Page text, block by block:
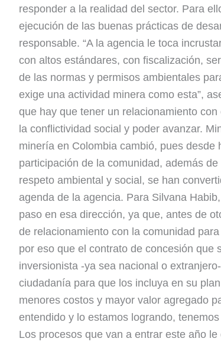
responder a la realidad del sector. Para
ejecución de las buenas prácticas de
responsable. “A la agencia le toca
con altos estándares, con fiscalización,
de las normas y permisos ambientales
exige una actividad minera como esta”,
que hay que tener un relacionamiento
la conflictividad social y poder avanzar.
minería en Colombia cambió, pues desde
participación de la comunidad, además
respeto ambiental y social, se han
agenda de la agencia. Para Silvana
paso en esa dirección, ya que, antes de
de relacionamiento con la comunidad
por eso que el contrato de concesión que
inversionista -ya sea nacional o
ciudadanía para que los incluya en su
menores costos y mayor valor agregado
entendido y lo estamos logrando,
Los procesos que van a entrar este año